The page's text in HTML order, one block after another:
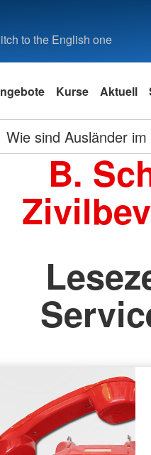
to the English one
Kurse Aktuell
Wie sind Ausländer
B.